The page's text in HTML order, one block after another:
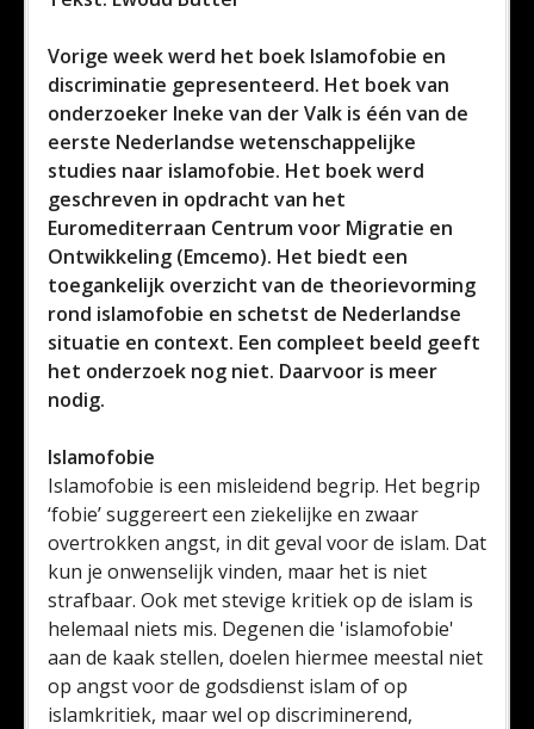
Vorige week werd het boek Islamofobie en
discriminatie gepresenteerd. Het boek van
onderzoeker Ineke van der Valk is één van de
eerste Nederlandse wetenschappelijke
studies naar islamofobie. Het boek werd
geschreven in opdracht van het
Euromediterraan Centrum voor Migratie en
Ontwikkeling (Emcemo). Het biedt een
toegankelijk overzicht van de theorievorming
rond islamofobie en schetst de Nederlandse
situatie en context. Een compleet beeld geeft
het onderzoek nog niet. Daarvoor is meer
nodig.
Islamofobie
Islamofobie is een misleidend begrip. Het begrip
‘fobie’ suggereert een ziekelijke en zwaar
overtrokken angst, in dit geval voor de islam. Dat
kun je onwenselijk vinden, maar het is niet
strafbaar. Ook met stevige kritiek op de islam is
helemaal niets mis. Degenen die 'islamofobie'
aan de kaak stellen, doelen hiermee meestal niet
op angst voor de godsdienst islam of op
islamkritiek, maar wel op discriminerend,